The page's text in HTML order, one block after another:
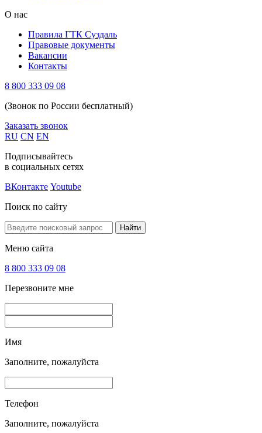
О нас
Правила ГТК Суздаль
Правовые документы
Вакансии
Контакты
8 800 333 09 08
(Звонок по России бесплатный)
Заказать звонок
RU CN EN
Подписывайтесь
в социальных сетях
ВКонтакте Youtube
Поиск по сайту
Найти
Меню сайта
8 800 333 09 08
Перезвоните мне
Имя
Заполните, пожалуйста
Телефон
Заполните, пожалуйста